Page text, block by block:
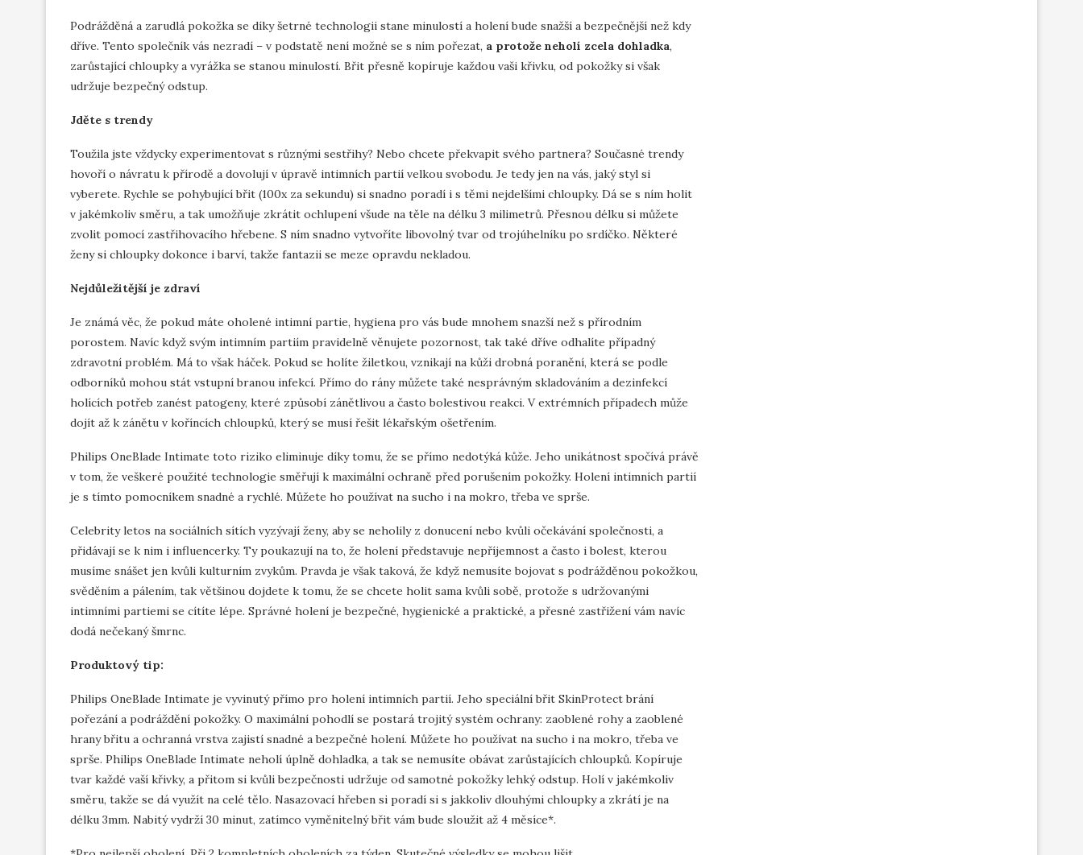
Podrážděná a zarudlá pokožka se díky šetrné technologii stane minulostí a holení bude snažší a bezpečnější než kdy
dříve. Tento společník vás nezradí – v podstatě není možné se s ním pořezat, a protože neholí zcela dohladka,
zarůstající chloupky a vyrážka se stanou minulostí. Břit přesně kopíruje každou vaši křivku, od pokožky si však
udržuje bezpečný odstup.
Jděte s trendy
Toužila jste vždycky experimentovat s různými sestřihy? Nebo chcete překvapit svého partnera? Současné trendy
hovoří o návratu k přírodě a dovolují v úpravě intimních partií velkou svobodu. Je tedy jen na vás, jaký styl si
vyberete. Rychle se pohybující břit (100x za sekundu) si snadno poradí i s těmi nejdelšími chloupky. Dá se s ním holit
v jakémkoliv směru, a tak umožňuje zkrátit ochlupení všude na těle na délku 3 milimetrů. Přesnou délku si můžete
zvolit pomocí zastřihovacího hřebene. S ním snadno vytvoříte libovolný tvar od trojúhelníku po srdíčko. Některé
ženy si chloupky dokonce i barví, takže fantazii se meze opravdu nekladou.
Nejdůležitější je zdraví
Je známá věc, že pokud máte oholené intimní partie, hygiena pro vás bude mnohem snazší než s přírodním
porostem. Navíc když svým intimním partiím pravidelně věnujete pozornost, tak také dříve odhalíte případný
zdravotní problém. Má to však háček. Pokud se holíte žiletkou, vznikají na kůži drobná poranění, která se podle
odborníků mohou stát vstupní branou infekcí. Přímo do rány můžete také nesprávným skladováním a dezinfekcí
holících potřeb zanést patogeny, které způsobí zánětlivou a často bolestivou reakci. V extrémních případech může
dojít až k zánětu v koříncích chloupků, který se musí řešit lékařským ošetřením.
Philips OneBlade Intimate toto riziko eliminuje díky tomu, že se přímo nedotýká kůže. Jeho unikátnost spočívá právě
v tom, že veškeré použité technologie směřují k maximální ochraně před porušením pokožky. Holení intimních partií
je s tímto pomocníkem snadné a rychlé. Můžete ho používat na sucho i na mokro, třeba ve sprše.
Celebrity letos na sociálních sítích vyzývají ženy, aby se neholily z donucení nebo kvůli očekávání společnosti, a
přidávají se k nim i influencerky. Ty poukazují na to, že holení představuje nepříjemnost a často i bolest, kterou
musíme snášet jen kvůli kulturním zvykům. Pravda je však taková, že když nemusíte bojovat s podrážděnou pokožkou,
svěděním a pálením, tak většinou dojdete k tomu, že se chcete holit sama kvůli sobě, protože s udržovanými
intimními partiemi se cítíte lépe. Správné holení je bezpečné, hygienické a praktické, a přesné zastřižení vám navíc
dodá nečekaný šmrnc.
Produktový tip:
Philips OneBlade Intimate je vyvinutý přímo pro holení intimních partií. Jeho speciální břit SkinProtect brání
pořezání a podráždění pokožky. O maximální pohodlí se postará trojitý systém ochrany: zaoblené rohy a zaoblené
hrany břitu a ochranná vrstva zajistí snadné a bezpečné holení. Můžete ho používat na sucho i na mokro, třeba ve
sprše. Philips OneBlade Intimate neholí úplně dohladka, a tak se nemusíte obávat zarůstajících chloupků. Kopíruje
tvar každé vaší křivky, a přitom si kvůli bezpečnosti udržuje od samotné pokožky lehký odstup. Holí v jakémkoliv
směru, takže se dá využít na celé tělo. Nasazovací hřeben si poradí si s jakkoliv dlouhými chloupky a zkrátí je na
délku 3mm. Nabitý vydrží 30 minut, zatímco vyměnitelný břit vám bude sloužit až 4 měsíce*.